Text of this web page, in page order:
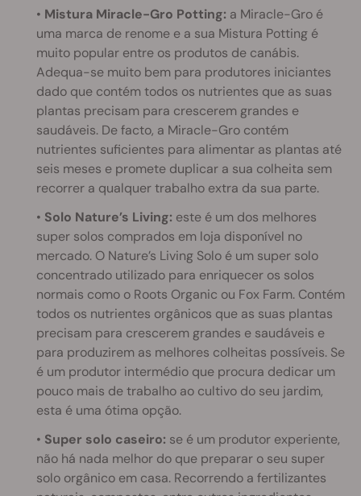
• Mistura Miracle-Gro Potting: a Miracle-Gro é
uma marca de renome e a sua Mistura Potting é
muito popular entre os produtos de canábis.
Adequa-se muito bem para produtores iniciantes
dado que contém todos os nutrientes que as suas
plantas precisam para crescerem grandes e
saudáveis. De facto, a Miracle-Gro contém
nutrientes suficientes para alimentar as plantas até
seis meses e promete duplicar a sua colheita sem
recorrer a qualquer trabalho extra da sua parte.
• Solo Nature’s Living: este é um dos melhores
super solos comprados em loja disponível no
mercado. O Nature’s Living Solo é um super solo
concentrado utilizado para enriquecer os solos
normais como o Roots Organic ou Fox Farm. Contém
todos os nutrientes orgânicos que as suas plantas
precisam para crescerem grandes e saudáveis e
para produzirem as melhores colheitas possíveis. Se
é um produtor intermédio que procura dedicar um
pouco mais de trabalho ao cultivo do seu jardim,
esta é uma ótima opção.
• Super solo caseiro: se é um produtor experiente,
não há nada melhor do que preparar o seu super
solo orgânico em casa. Recorrendo a fertilizantes